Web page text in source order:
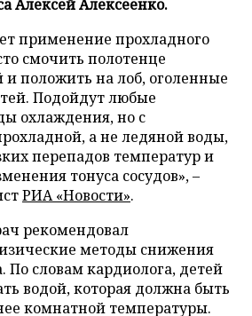
Алексей Алексеенко.
применение прохладного
смочить полотенце
положить на лоб, оголенные
Подойдут любые
охлаждения, но с
а не ледяной воды,
перепадов температур и
тонуса сосудов», –
РИА «Новости».
рекомендовал
методы снижения
По словам кардиолога, детей
водой, которая должна быть
комнатной температуры.